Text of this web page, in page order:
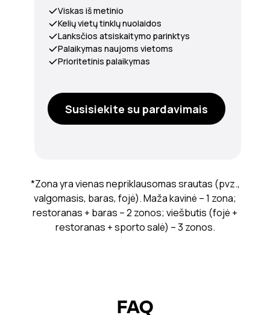
*Zona yra vienas nepriklausomas srautas (pvz.,
valgomasis, baras, fojė). Maža kavinė – 1 zona;
restoranas + baras – 2 zonos; viešbutis (fojė +
restoranas + sporto salė) – 3 zonos.
Susisiekite su pardavimais
Viskas iš metinio
Kelių vietų tinklų nuolaidos
Lanksčios atsiskaitymo parinktys
Palaikymas naujoms vietoms
Prioritetinis palaikymas
FAQ